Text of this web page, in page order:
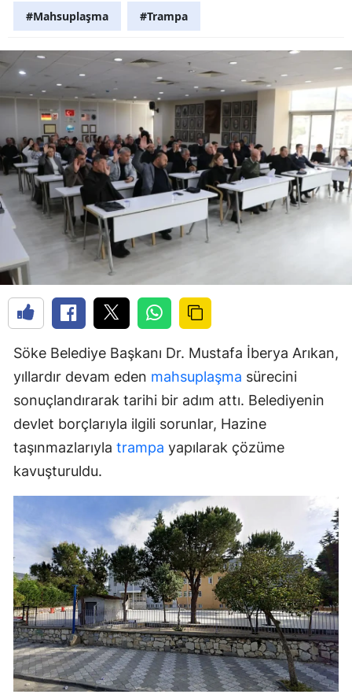
#Mahsuplaşma #Trampa
Söke Belediye Başkanı Dr. Mustafa İberya Arıkan,
yıllardır devam eden mahsuplaşma sürecini
sonuçlandırarak tarihi bir adım attı. Belediyenin
devlet borçlarıyla ilgili sorunlar, Hazine
taşınmazlarıyla trampa yapılarak çözüme
kavuşturuldu.